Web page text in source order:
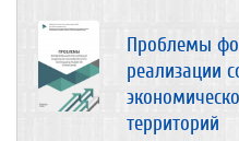
Проблемы
реализации
территорий